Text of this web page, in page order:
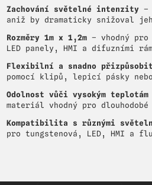
Zachování světelné intenzity
aniž by dramaticky snižoval
Rozměry 1m x 1,2m – vhodný
LED panely, HMI a difuzními
Flexibilní a snadno
pomocí klipů, lepicí pásky
Odolnost vůči vysokým teplotám
materiál vhodný pro
Kompatibilita s různými
pro tungstenová, LED, HMI a